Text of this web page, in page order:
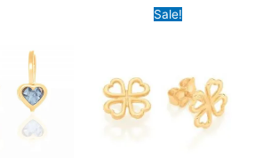
Sale!